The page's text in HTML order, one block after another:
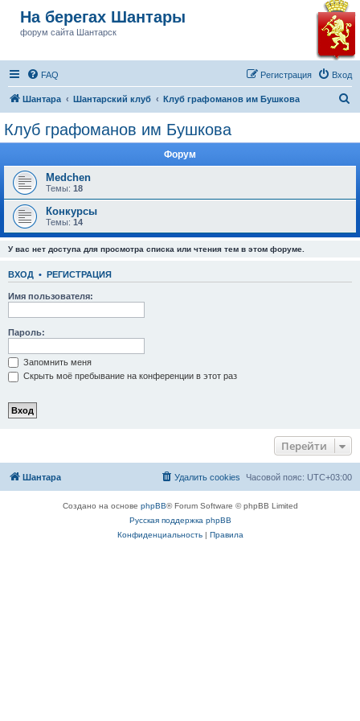
На берегах Шантары
форум сайта Шантарск
FAQ Вход
Регистрация
Шантара Шантарский клуб Клуб графоманов им Бушкова
Клуб графоманов им Бушкова
Форум
Medchen
Темы: 18
Конкурсы
Темы: 14
У вас нет доступа для просмотра списка или чтения тем в этом форуме.
ВХОД • РЕГИСТРАЦИЯ
Имя пользователя:
Пароль:
Запомнить меня
Скрыть моё пребывание на конференции в этот раз
Перейти
Шантара Часовой пояс: UTC+03:00
Удалить cookies
Создано на основе phpBB® Forum Software © phpBB Limited
Русская поддержка phpBB
Конфиденциальность| Правила